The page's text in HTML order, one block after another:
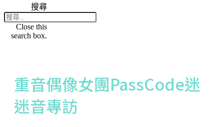
搜尋
Close this
search box.
重音偶像女團PassCode迷
迷音專訪